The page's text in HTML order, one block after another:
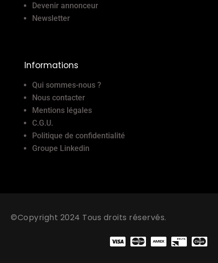
Devenir annonceur
Newsletter
Informations
Qui sommes-nous ?
Nous contacter
Mentions légales
C.G.U.
Politique de confidentialité
Groupe Linkedin
©Copyright 2024 Tous droits réservés.